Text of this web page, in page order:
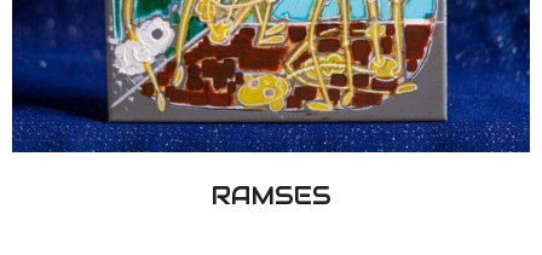
RAMSES